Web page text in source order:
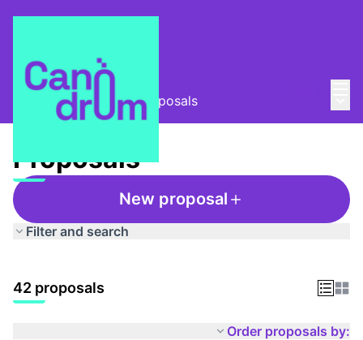
Taula Comunitària / Proposals
Proposals
New proposal
Filter and search
42 proposals
Order proposals by: